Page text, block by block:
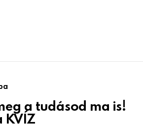
a tudásod ma is!
KVÍZ